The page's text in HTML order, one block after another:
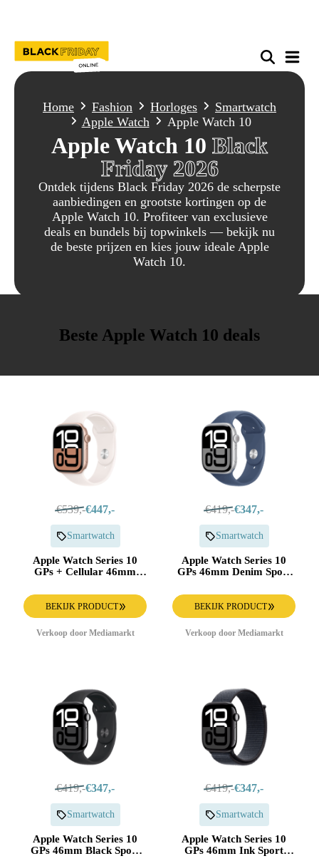
Home Fashion Horloges
Smartwatch
Apple Watch
Apple Watch 10
Apple Watch 10 Black
Friday 2026
Ontdek tijdens Black Friday 2026 de scherpste
aanbiedingen en grootste kortingen op de
Apple Watch 10. Profiteer van exclusieve
deals en bundels bij topwinkels — bekijk nu
de beste prijzen en kies jouw ideale Apple
Watch 10.
Beste Apple Watch 10 deals
€539,-€447,-
Smartwatch
Apple Watch Series 10
GPs + Cellular 46mm
M/l Smartwatch Rose
Gold
BEKIJK PRODUCT
Verkoop door Mediamarkt
€419,-€347,-
Smartwatch
Apple Watch Series 10
GPs 46mm Denim Sport
Silver
BEKIJK PRODUCT
Verkoop door Mediamarkt
€419,-€347,-
Smartwatch
Apple Watch Series 10
GPs 46mm Black Sport
€419,-€347,-
Smartwatch
Apple Watch Series 10
GPs 46mm Ink Sport